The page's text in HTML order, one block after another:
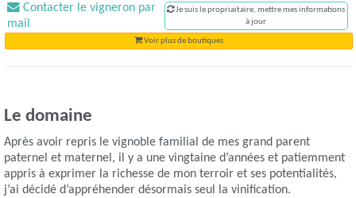
Contacter le vigneron par
mail
Je suis le propriaitaire, mettre mes informations
à jour
Voir plus de boutiques
Le domaine
Après avoir repris le vignoble familial de mes grand parent
paternel et maternel, il y a une vingtaine d’années et patiemment
appris à exprimer la richesse de mon terroir et ses potentialités,
j’ai décidé d’appréhender désormais seul la vinification.